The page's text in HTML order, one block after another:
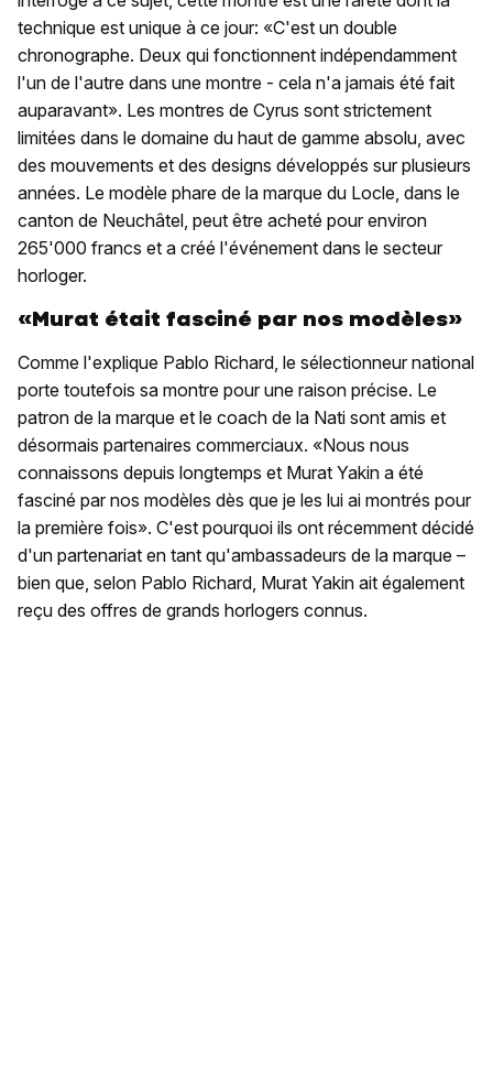
technique est unique à ce jour: «C'est un double
chronographe. Deux qui fonctionnent indépendamment
l'un de l'autre dans une montre - cela n'a jamais été fait
auparavant». Les montres de Cyrus sont strictement
limitées dans le domaine du haut de gamme absolu, avec
des mouvements et des designs développés sur plusieurs
années. Le modèle phare de la marque du Locle, dans le
canton de Neuchâtel, peut être acheté pour environ
265'000 francs et a créé l'événement dans le secteur
horloger.
«Murat était fasciné par nos modèles»
Comme l'explique Pablo Richard, le sélectionneur national
porte toutefois sa montre pour une raison précise. Le
patron de la marque et le coach de la Nati sont amis et
désormais partenaires commerciaux. «Nous nous
connaissons depuis longtemps et Murat Yakin a été
fasciné par nos modèles dès que je les lui ai montrés pour
la première fois». C'est pourquoi ils ont récemment décidé
d'un partenariat en tant qu'ambassadeurs de la marque –
bien que, selon Pablo Richard, Murat Yakin ait également
reçu des offres de grands horlogers connus.